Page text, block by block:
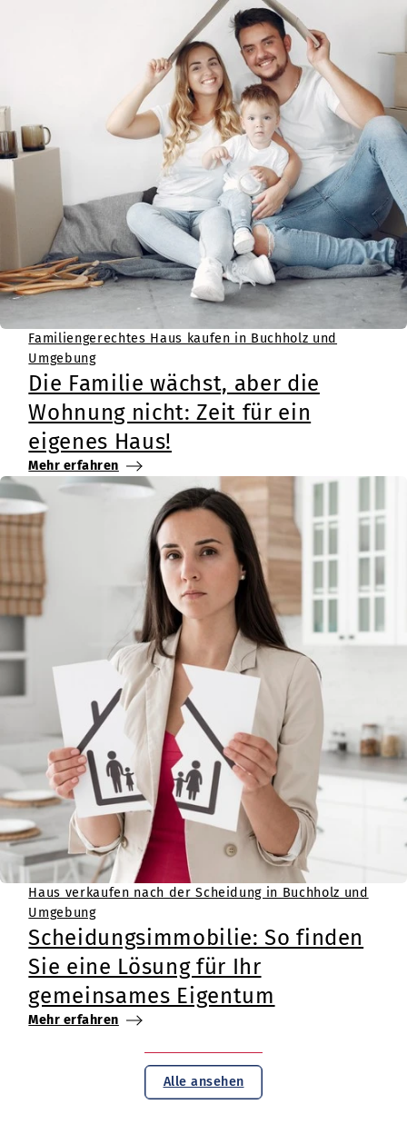
Familiengerechtes Haus kaufen in Buchholz und
Umgebung
Die Familie wächst, aber die
Wohnung nicht: Zeit für ein
eigenes Haus!
Mehr erfahren
Haus verkaufen nach der Scheidung in Buchholz und
Umgebung
Scheidungsimmobilie: So finden
Sie eine Lösung für Ihr
gemeinsames Eigentum
Mehr erfahren
Alle ansehen